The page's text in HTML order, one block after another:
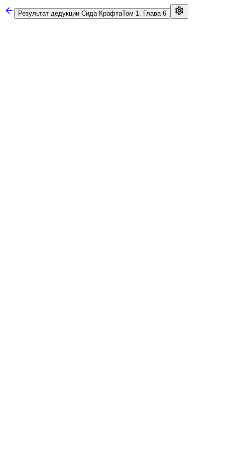
Результат дедукции Сида КрафтаТом 1. Глава 6